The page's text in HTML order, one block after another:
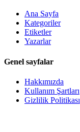
Ana Sayfa
Kategoriler
Etiketler
Yazarlar
Genel sayfalar
Hakkımızda
Kullanım Şartları
Gizlilik Politikası